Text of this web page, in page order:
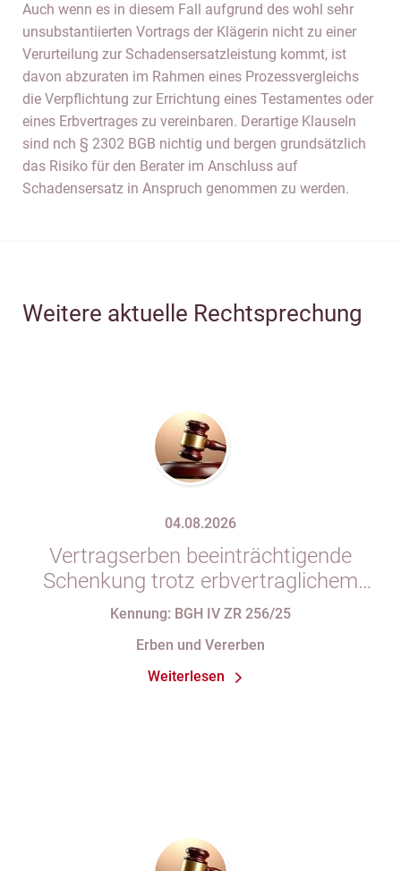
Auch wenn es in diesem Fall aufgrund des wohl sehr
unsubstantiierten Vortrags der Klägerin nicht zu einer
Verurteilung zur Schadensersatzleistung kommt, ist
davon abzuraten im Rahmen eines Prozessvergleichs
die Verpflichtung zur Errichtung eines Testamentes oder
eines Erbvertrages zu vereinbaren. Derartige Klauseln
sind nch § 2302 BGB nichtig und bergen grundsätzlich
das Risiko für den Berater im Anschluss auf
Schadensersatz in Anspruch genommen zu werden.
Weitere aktuelle Rechtsprechung
04.08.2026
Vertragserben beeinträchtigende
Schenkung trotz erbvertraglichem
Rücktrittsvorbehalt
Kennung: BGH IV ZR 256/25
Erben und Vererben
Weiterlesen